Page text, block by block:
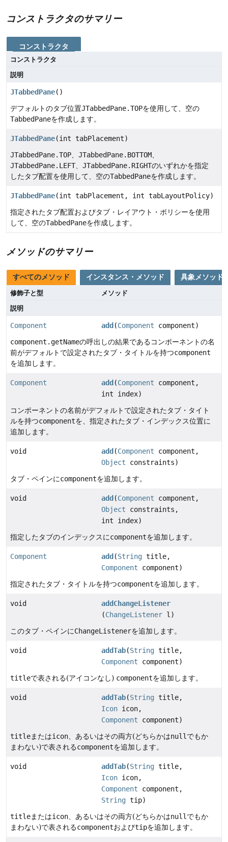
コンストラクタのサマリー
コンストラクタ
コンストラクタ
説明
JTabbedPane()
デフォルトのタブ位置JTabbedPane.TOPを使用して、空の
TabbedPaneを作成します。
JTabbedPane(int tabPlacement)
JTabbedPane.TOP
JTabbedPane.BOTTOM
JTabbedPane.LEFT、 JTabbedPane.RIGHTのいずれかを指定
したタブ配置を使用して、空のTabbedPaneを作成します。
JTabbedPane(int tabPlacement, int tabLayoutPolicy)
指定されたタブ配置およびタブ・レイアウト・ポリシーを使用
して、空のTabbedPaneを作成します。
メソッドのサマリー
すべてのメソッド インスタンス・メソッド 具象メソッド
修飾子と型
メソッド
説明
Component add (Component component)
component.getNameの呼出しの結果であるコンポーネントの名
前がデフォルトで設定されたタブ・タイトルを持つcomponent
を追加します。
Component add (Component component,
int index)
コンポーネントの名前がデフォルトで設定されたタブ・タイト
ルを持つcomponentを、指定されたタブ・インデックス位置に
追加します。
void add (Component component,
Object constraints)
タブ・ペインにcomponentを追加します。
void add (Component component,
Object constraints,
int index)
指定したタブのインデックスにcomponentを追加します。
Component add (String title,
Component component)
指定されたタブ・タイトルを持つcomponentを追加します。
void
addChangeListener
(ChangeListener l)
このタブ・ペインにChangeListenerを追加します。
void addTab(String title,
Component component)
titleで表される(アイコンなし) componentを追加します。
void addTab(String title,
Icon icon,
Component component)
titleまたはicon 、あるいはその両方(どちらかはnull でもか
まわない)で表されるcomponentを追加します。
void addTab(String title,
Icon icon,
Component component,
String tip)
titleまたはicon 、あるいはその両方(どちらかはnull でもか
まわない)で表されるcomponentおよびtipを追加します。